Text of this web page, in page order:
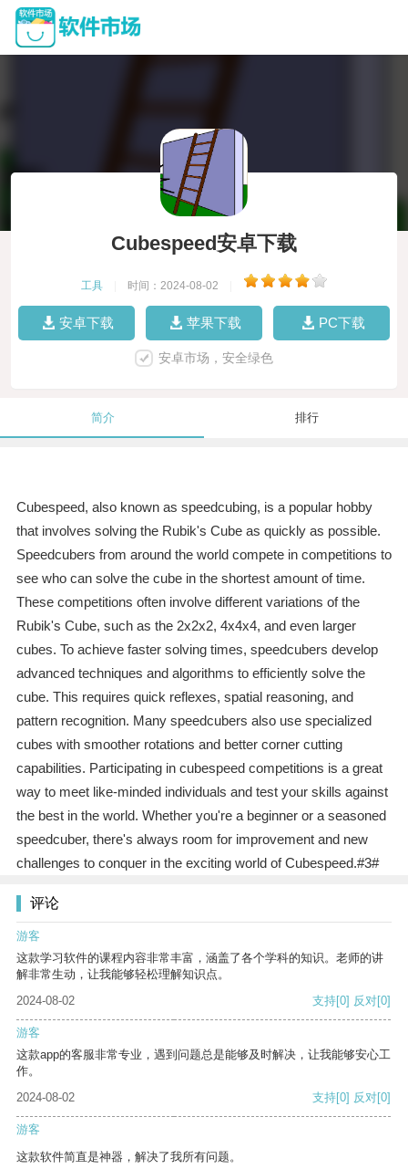
Cubespeed安卓下载
工具 时间：2024-08-02
安卓下载 苹果下载 PC下载
安卓市场，安全绿色
简介 排行
Cubespeed, also known as speedcubing, is a popular hobby
that involves solving the Rubik's Cube as quickly as possible.
Speedcubers from around the world compete in competitions to
see who can solve the cube in the shortest amount of time.
These competitions often involve different variations of the
Rubik's Cube, such as the 2x2x2, 4x4x4, and even larger
cubes. To achieve faster solving times, speedcubers develop
advanced techniques and algorithms to efficiently solve the
cube. This requires quick reflexes, spatial reasoning, and
pattern recognition. Many speedcubers also use specialized
cubes with smoother rotations and better corner cutting
capabilities. Participating in cubespeed competitions is a great
way to meet like-minded individuals and test your skills against
the best in the world. Whether you're a beginner or a seasoned
speedcuber, there's always room for improvement and new
challenges to conquer in the exciting world of Cubespeed.#3#
评论
游客
这款学习软件的课程内容非常丰富，涵盖了各个学科的知识。老师的讲
解非常生动，让我能够轻松理解知识点。
2024-08-02
支持[0] 反对[0]
游客
这款app的客服非常专业，遇到问题总是能够及时解决，让我能够安心工
作。
2024-08-02
支持[0] 反对[0]
游客
这款软件简直是神器，解决了我所有问题。